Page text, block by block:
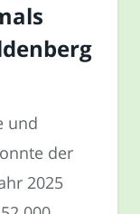
und
der
2025